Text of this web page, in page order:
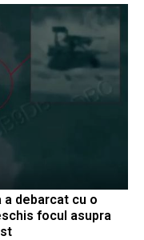
debarcat cu o
focul asupra